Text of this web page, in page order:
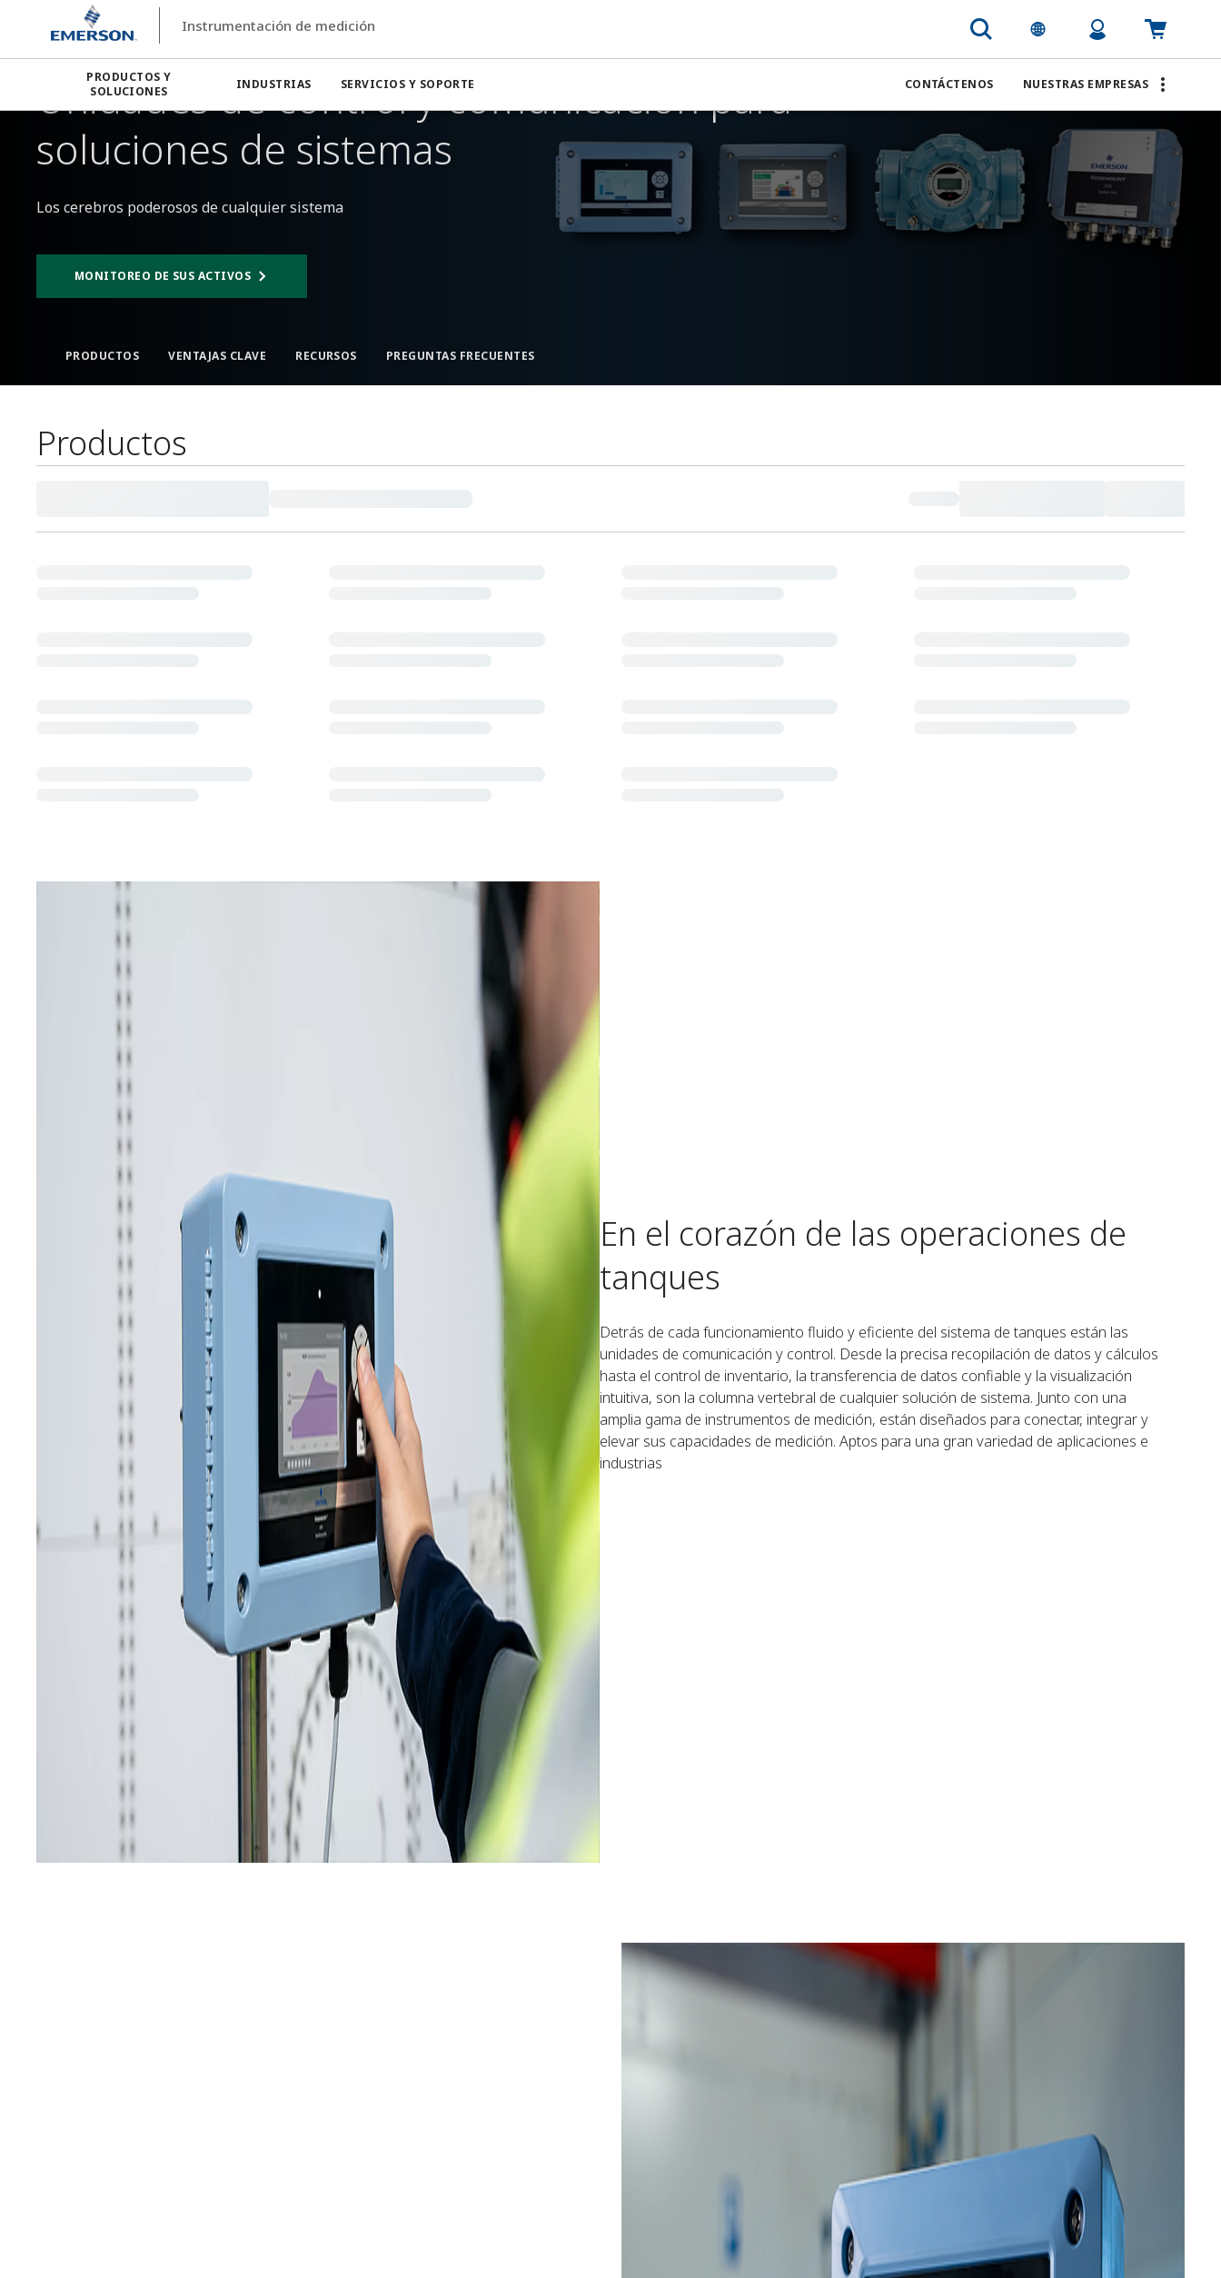
Instrumentación de medición
PRODUCTOS Y
SOLUCIONES
INDUSTRIAS SERVICIOS Y SOPORTE CONTÁCTENOS NUESTRAS EMPRESAS
Instrumentación de medición
Unidades de control y comunicación para
soluciones de sistemas​
Los cerebros poderosos de cualquier sistema
MONITOREO DE SUS ACTIVOS​
PRODUCTOS​ VENTAJAS CLAVE​ RECURSOS PREGUNTAS FRECUENTES
Productos
En el corazón de las operaciones de
tanques
Detrás de cada funcionamiento fluido y eficiente del sistema de tanques están las
unidades de comunicación y control. Desde la precisa recopilación de datos y cálculos
hasta el control de inventario, la transferencia de datos confiable y la visualización
intuitiva, son la columna vertebral de cualquier solución de sistema. Junto con una
amplia gama de instrumentos de medición, están diseñados para conectar, integrar y
elevar sus capacidades de medición. Aptos para una gran variedad de aplicaciones e
industrias ​